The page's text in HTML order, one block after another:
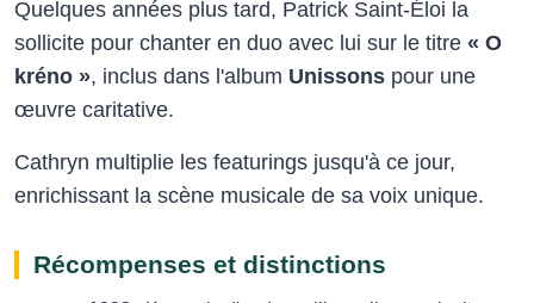
Quelques années plus tard, Patrick Saint-Éloi la
sollicite pour chanter en duo avec lui sur le titre « O
kréno », inclus dans l'album Unissons pour une
œuvre caritative.
Cathryn multiplie les featurings jusqu'à ce jour,
enrichissant la scène musicale de sa voix unique.
Récompenses et distinctions